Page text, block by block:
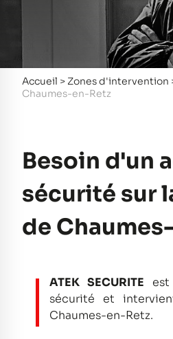
Accueil > Zones d'intervention
Chaumes-en-Retz
Besoin d'un
sécurité sur
de
ATEK SECURITE est
sécurité et
Chaumes-en-Retz.